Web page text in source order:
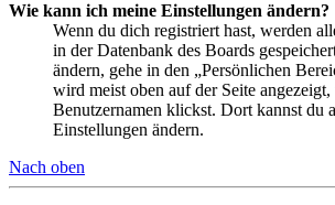
Wie kann ich meine Einstellungen ändern?
Wenn du dich registriert hast, werden
in der Datenbank des Boards
ändern, gehe in den „Persönlichen
wird meist oben auf der Seite
Benutzernamen klickst. Dort kannst du
Einstellungen ändern.
Nach oben